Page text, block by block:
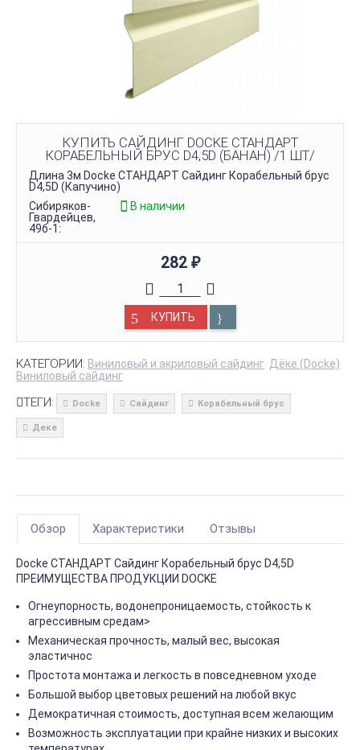
КУПИТЬ САЙДИНГ DOCKE СТАНДАРТ
КОРАБЕЛЬНЫЙ БРУС D4,5D (БАНАН) /1 ШТ/
Длина 3м Docke СТАНДАРТ Сайдинг Корабельный брус
D4,5D (Капучино)
Сибиряков-
Гвардейцев,
49б-1:
В наличии
282 ₽
КУПИТЬ
КАТЕГОРИИ: Виниловый и акриловый сайдинг Дёке (Docke)
Виниловый сайдинг
ТЕГИ: Docke Сайдинг Корабельный брус
Деке
Обзор Характеристики Отзывы
Docke СТАНДАРТ Сайдинг Корабельный брус D4,5D
ПРЕИМУЩЕСТВА ПРОДУКЦИИ DOCKE
Огнеупорность, водонепроницаемость, стойкость к
агрессивным средам>
Механическая прочность, малый вес, высокая
эластичнос
Простота монтажа и легкость в повседневном уходе
Большой выбор цветовых решений на любой вкус
Демократичная стоимость, доступная всем желающим
Возможность эксплуатации при крайне низких и высоких